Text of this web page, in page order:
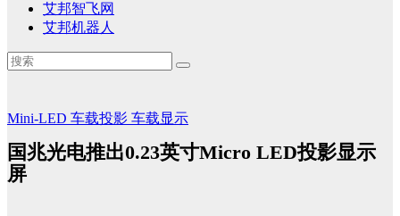
艾邦智飞网
艾邦机器人
Mini-LED 车载投影 车载显示
国兆光电推出0.23英寸Micro LED投影显示
屏